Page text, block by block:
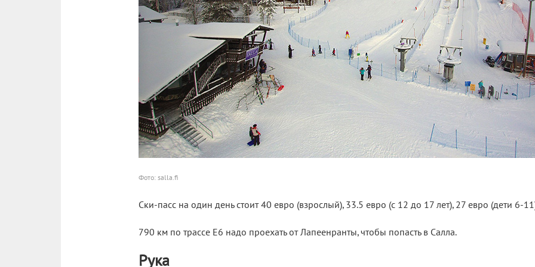
Фото: salla.fi
Ски-пасс на один день стоит 40 евро (взрослый), 33.5 евро (с 12 до 17 лет), 27 евро (дети 6-
790 км по трассе Е6 надо проехать от Лапеенранты, чтобы попасть в Салла.
Рука